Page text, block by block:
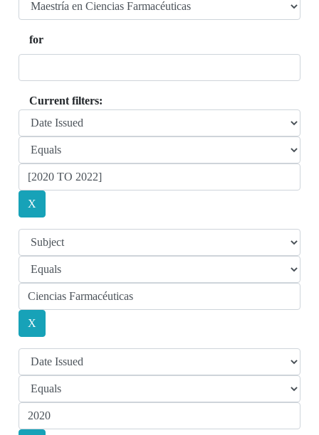
for
Current filters: